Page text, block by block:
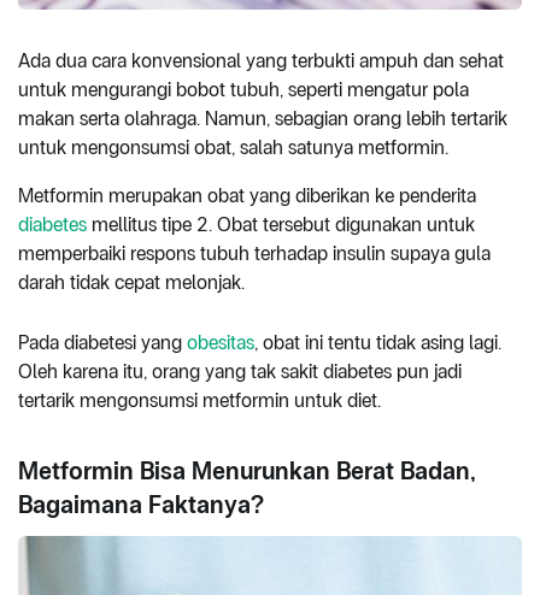
Ada dua cara konvensional yang terbukti ampuh dan sehat
untuk mengurangi bobot tubuh, seperti mengatur pola
makan serta olahraga. Namun, sebagian orang lebih tertarik
untuk mengonsumsi obat, salah satunya metformin.
Metformin merupakan obat yang diberikan ke penderita
diabetes mellitus tipe 2. Obat tersebut digunakan untuk
memperbaiki respons tubuh terhadap insulin supaya gula
darah tidak cepat melonjak.
Pada diabetesi yang obesitas, obat ini tentu tidak asing lagi.
Oleh karena itu, orang yang tak sakit diabetes pun jadi
tertarik mengonsumsi metformin untuk diet.
Metformin Bisa Menurunkan Berat Badan,
Bagaimana Faktanya?